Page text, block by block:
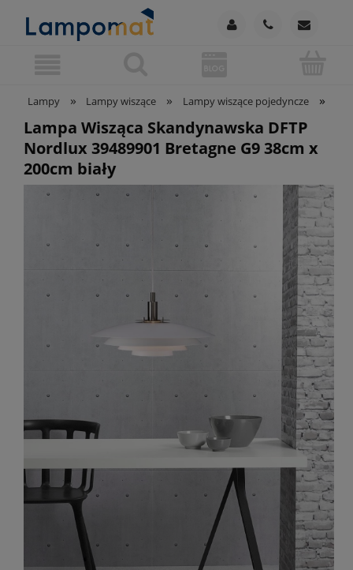
Lampy » Lampy wiszące » Lampy wiszące pojedyncze »
Lampa Wisząca Skandynawska DFTP
Nordlux 39489901 Bretagne G9 38cm x
200cm biały